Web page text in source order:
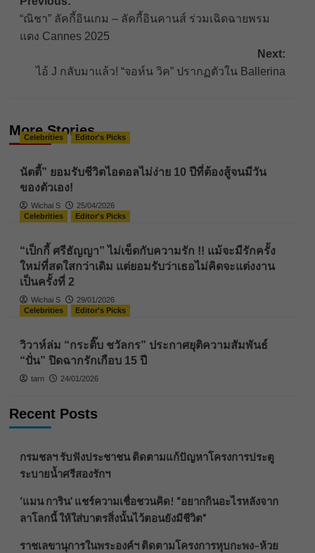
navigation
“ณิชา” ลัคกี้อินเกม – ลัคกี้อินคานส์ ร่วมเฉิดฉายพรม
แดง Cannes 2025
Next:
ไอ้ J กลับมาแล้ว! “จอห์น วิค” ปรากฏตัวใน Ballerina
More Stories
Celebrities Editor's Picks
นัตตี้” ยอมรับชีวิตไอดอลไม่ง่าย 10 ปีที่ต้องสู้จนมีวัน
ของตัวเอง!
Wichai S
25/04/2026
Celebrities
Editor's Picks
“เป็กกี้ ศรีธัญญา” ไม่เข็ดกับความรัก !! แม้จะมีรักครั้ง
ใหม่ที่สดใสกว่าเดิม แต่ยอมรับว่าเธอไม่คิดจะแต่งงาน
เป็นครั้งที่ 2
Wichai S
29/01/2026
Celebrities
Editor's Picks
วิวาห์ล่ม “กระติ๊บ ชวัลกร” ประกาศยุติความสัมพันธ์
“ปั่น” ปิดฉากรักเกือบ 15 ปี
tarn 24/01/2026
Recent Posts
กรมชลฯ รับฟังประชาชน ติดตามแก้ปัญหาโครงการประตู
ระบายน้ำศรีสองรักฯ
‘แมน การิน’ แชร์ความเชื่อชวนคิด! “อยากกินอะไรหลังจาก
ลาโลกนี้ ให้ใส่บาตรสิ่งนั้นไว้ตอนยังมีชีวิต”
ราชเลขานุการในพระองค์ฯ ติดตามโครงการหุบกะพง–ห้วย